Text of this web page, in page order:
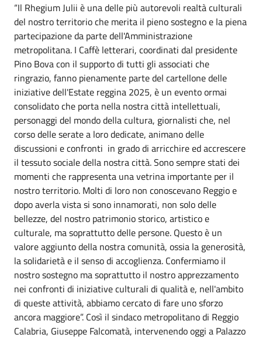
“Il Rhegium Julii è una delle più autorevoli realtà culturali
del nostro territorio che merita il pieno sostegno e la piena
partecipazione da parte dell'Amministrazione
metropolitana. I Caffè letterari, coordinati dal presidente
Pino Bova con il supporto di tutti gli associati che
ringrazio, fanno pienamente parte del cartellone delle
iniziative dell'Estate reggina 2025, è un evento ormai
consolidato che porta nella nostra città intellettuali,
personaggi del mondo della cultura, giornalisti che, nel
corso delle serate a loro dedicate, animano delle
discussioni e confronti in grado di arricchire ed accrescere
il tessuto sociale della nostra città. Sono sempre stati dei
momenti che rappresenta una vetrina importante per il
nostro territorio. Molti di loro non conoscevano Reggio e
dopo averla vista si sono innamorati, non solo delle
bellezze, del nostro patrimonio storico, artistico e
culturale, ma soprattutto delle persone. Questo è un
valore aggiunto della nostra comunità, ossia la generosità,
la solidarietà e il senso di accoglienza. Confermiamo il
nostro sostegno ma soprattutto il nostro apprezzamento
nei confronti di iniziative culturali di qualità e, nell'ambito
di queste attività, abbiamo cercato di fare uno sforzo
ancora maggiore”. Così il sindaco metropolitano di Reggio
Calabria, Giuseppe Falcomatà, intervenendo oggi a Palazzo